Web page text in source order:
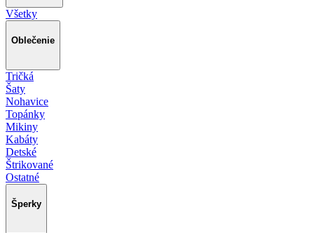
Všetky
Oblečenie
Tričká
Šaty
Nohavice
Topánky
Mikiny
Kabáty
Detské
Štrikované
Ostatné
Šperky